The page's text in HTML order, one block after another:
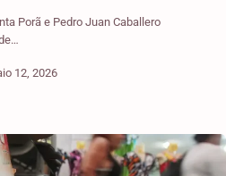
Porã e Pedro Juan Caballero
12, 2026